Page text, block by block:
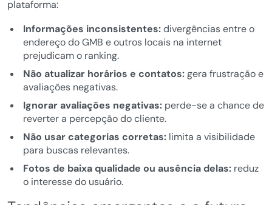
plataforma:
Informações inconsistentes:divergências entre o
endereço do GMB e outros locais na internet
prejudicam o ranking.
Não atualizar horários e contatos:gera frustração e
avaliações negativas.
Ignorar avaliações negativas:perde-se a chance de
reverter a percepção do cliente.
Não usar categorias corretas:limita a visibilidade
para buscas relevantes.
Fotos de baixa qualidade ou ausência delas:reduz
o interesse do usuário.